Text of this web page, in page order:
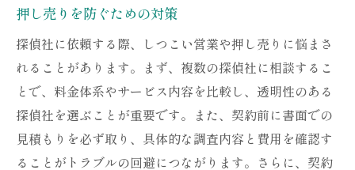
押し売りを防ぐための対策
探偵社に依頼する際、しつこい営業や押し売りに悩まさ
れることがあります。まず、複数の探偵社に相談するこ
とで、料金体系やサービス内容を比較し、透明性のある
探偵社を選ぶことが重要です。また、契約前に書面での
見積もりを必ず取り、具体的な調査内容と費用を確認す
ることがトラブルの回避につながります。さらに、契約